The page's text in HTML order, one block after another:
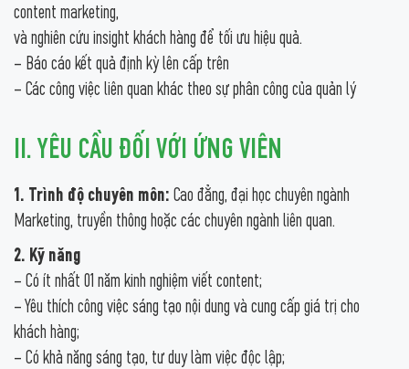
content marketing,
và nghiên cứu insight khách hàng để tối ưu hiệu quả.
– Báo cáo kết quả định kỳ lên cấp trên
– Các công việc liên quan khác theo sự phân công của quản lý
II. YÊU CẦU ĐỐI VỚI ỨNG VIÊN
1. Trình độ chuyên môn: Cao đẳng, đại học chuyên ngành
Marketing, truyền thông hoặc các chuyên ngành liên quan.
2. Kỹ năng
– Có ít nhất 01 năm kinh nghiệm viết content;
– Yêu thích công việc sáng tạo nội dung và cung cấp giá trị cho
khách hàng;
– Có khả năng sáng tạo, tư duy làm việc độc lập;